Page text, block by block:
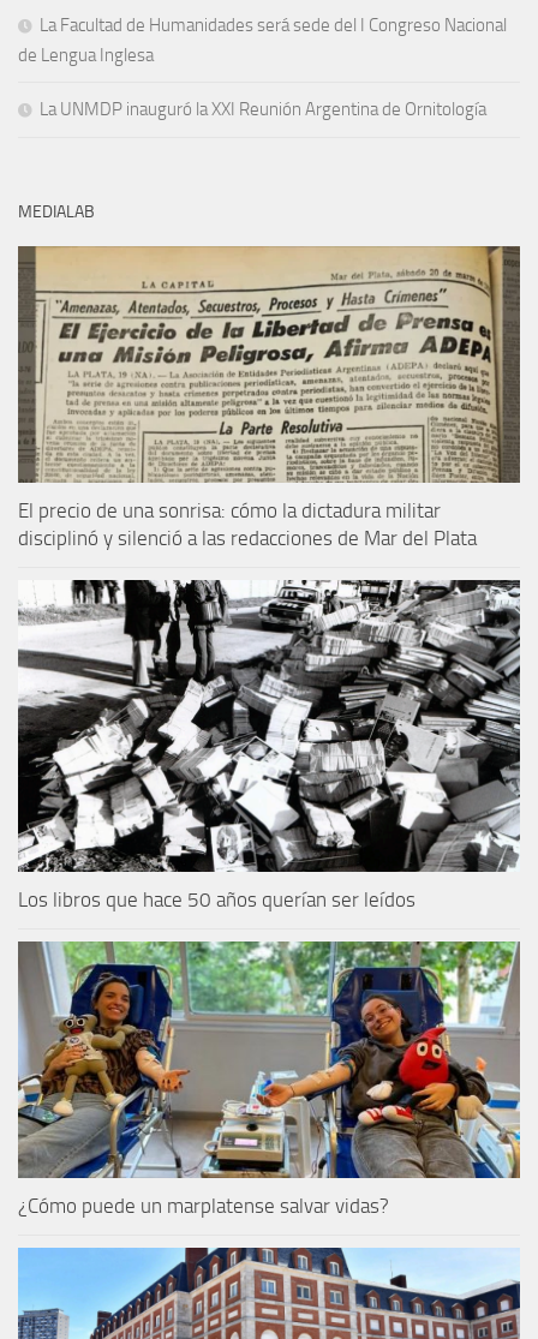
La Facultad de Humanidades será sede del I Congreso Nacional
de Lengua Inglesa
La UNMDP inauguró la XXI Reunión Argentina de Ornitología
MEDIALAB
El precio de una sonrisa: cómo la dictadura militar
disciplinó y silenció a las redacciones de Mar del Plata
Los libros que hace 50 años querían ser leídos
¿Cómo puede un marplatense salvar vidas?